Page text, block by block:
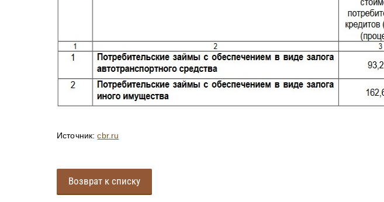
Источник:cbr.ru
Возврат к списку